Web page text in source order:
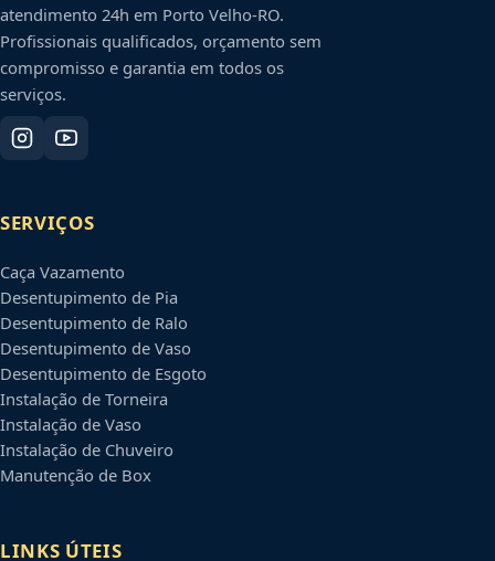
atendimento 24h em Porto Velho-RO.
Profissionais qualificados, orçamento sem
compromisso e garantia em todos os
serviços.
SERVIÇOS
Caça Vazamento
Desentupimento de Pia
Desentupimento de Ralo
Desentupimento de Vaso
Desentupimento de Esgoto
Instalação de Torneira
Instalação de Vaso
Instalação de Chuveiro
Manutenção de Box
LINKS ÚTEIS